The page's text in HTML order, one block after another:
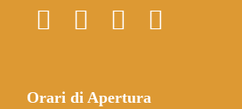
Orari di Apertura